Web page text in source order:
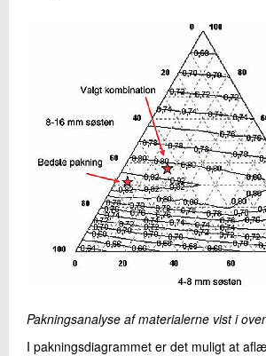
Pakningsanalyse af materialerne vist i
I pakningsdiagrammet er det muligt at